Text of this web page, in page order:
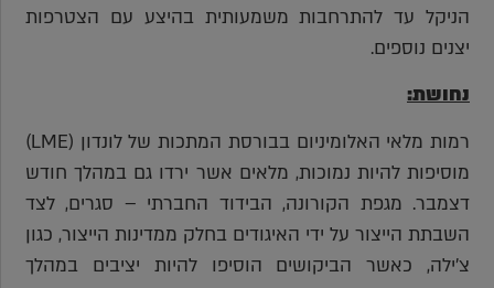
הניקל עד להתרחבות משמעותית בהיצע עם הצטרפות
יצנים נוספים.
נחושת:
רמות מלאי האלומיניום בבורסת המתכות של לונדון (LME)
מוסיפות להיות נמוכות, מלאים אשר ירדו גם במהלך חודש
דצמבר. מגפת הקורונה, הבידוד החברתי – סגרים, לצד
השבתת הייצור על ידי האיגודים בחלק ממדינות הייצור, כגון
צ'ילה, כאשר הביקושים הוסיפו להיות יציבים במהלך